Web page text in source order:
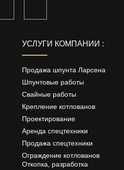
УСЛУГИ КОМПАНИИ :
Продажа шпунта Ларсена
Шпунтовые работы
Свайные работы
Крепление котлованов
Проектирование
Аренда спецтехники
Продажа спецтехники
Ограждение котлованов
Откопка, разработка